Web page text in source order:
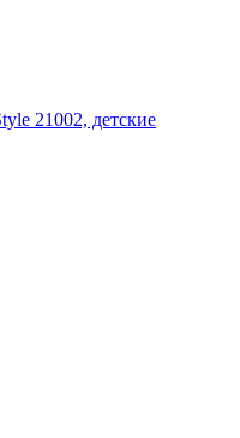
21002, детские